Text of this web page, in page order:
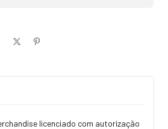
licenciado com autorização